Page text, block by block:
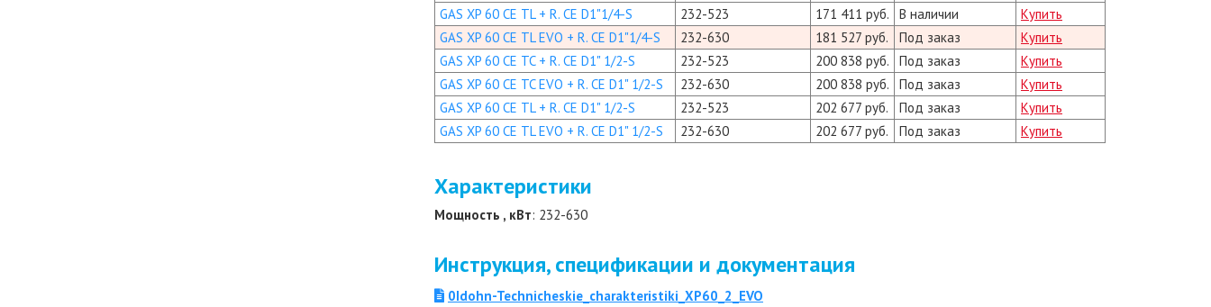
GAS XP 60 CE TL + R. CE D1"1/4-S
232-523 171 411 руб. В наличии
Купить
GAS XP 60 CE TL EVO + R. CE D1"1/4-S
232-630 181 527 руб. Под заказ
Купить
GAS XP 60 CE TC + R. CE D1" 1/2-S
232-523 200 838 руб. Под заказ
Купить
GAS XP 60 CE TC EVO + R. CE D1" 1/2-S
232-630 200 838 руб. Под заказ
Купить
GAS XP 60 CE TL + R. CE D1" 1/2-S
232-523 202 677 руб. Под заказ
Купить
GAS XP 60 CE TL EVO + R. CE D1" 1/2-S
232-630 202 677 руб. Под заказ Купить
Характеристики
Мощность , кВт: 232-630
Инструкция, спецификации и документация
0Idohn-Technicheskie_charakteristiki_XP60_2_EVO